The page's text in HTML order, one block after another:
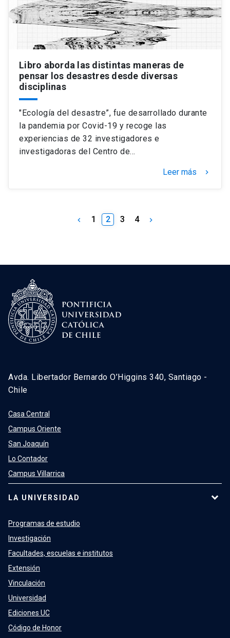
Libro aborda las distintas maneras de
pensar los desastres desde diversas
disciplinas
"Ecología del desastre”, fue desarrollado durante
la pandemia por Covid-19 y recoge las
experiencias de 32 investigadores e
investigadoras del Centro de…
Leer más keyboard_arrow_right
keyboard_arrow_left 1 2 3 4 keyboard_arrow_right
Avda. Libertador Bernardo O’Higgins 340, Santiago -
Chile
Casa Central
Campus Oriente
San Joaquín
Lo Contador
Campus Villarrica
LA UNIVERSIDAD
Programas de estudio
Investigación
Facultades, escuelas e institutos
Extensión
Vinculación
Universidad
Ediciones UC
Código de Honor